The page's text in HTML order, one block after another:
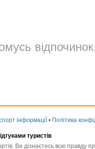
інформаціЇ • Політика
туристів
Ви дізнаєтесь всю